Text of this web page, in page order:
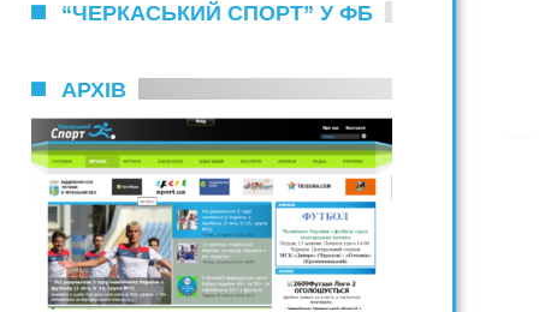
“ЧЕРКАСЬКИЙ СПОРТ” У ФБ
АРХІВ